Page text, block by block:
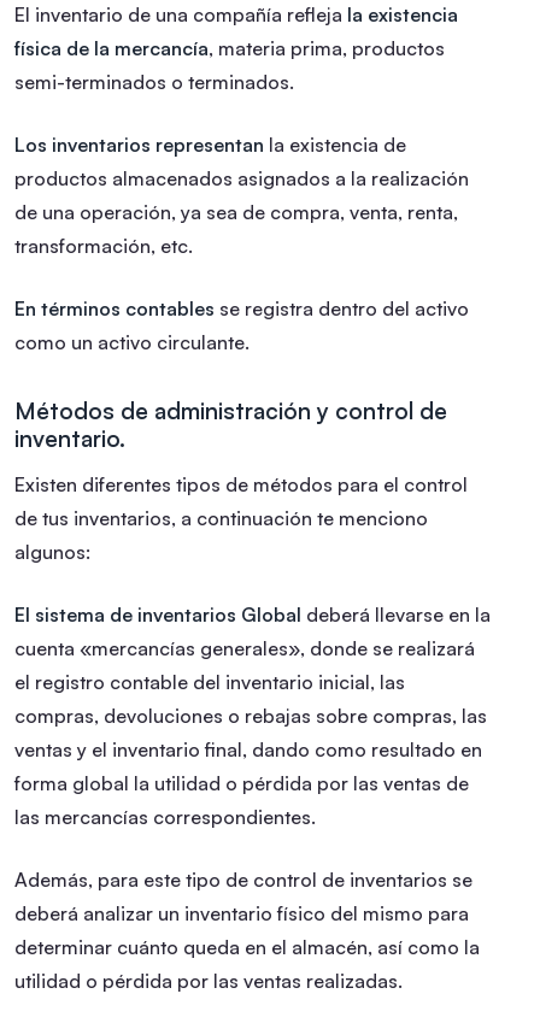
El inventario de una compañía refleja la existencia
física de la mercancía, materia prima, productos
semi-terminados o terminados.
Los inventarios representan la existencia de
productos almacenados asignados a la realización
de una operación, ya sea de compra, venta, renta,
transformación, etc.
En términos contables se registra dentro del activo
como un activo circulante.
Métodos de administración y control de
inventario.
Existen diferentes tipos de métodos para el control
de tus inventarios, a continuación te menciono
algunos:
El sistema de inventarios Global deberá llevarse en la
cuenta «mercancías generales», donde se realizará
el registro contable del inventario inicial, las
compras, devoluciones o rebajas sobre compras, las
ventas y el inventario final, dando como resultado en
forma global la utilidad o pérdida por las ventas de
las mercancías correspondientes.
Además, para este tipo de control de inventarios se
deberá analizar un inventario físico del mismo para
determinar cuánto queda en el almacén, así como la
utilidad o pérdida por las ventas realizadas.